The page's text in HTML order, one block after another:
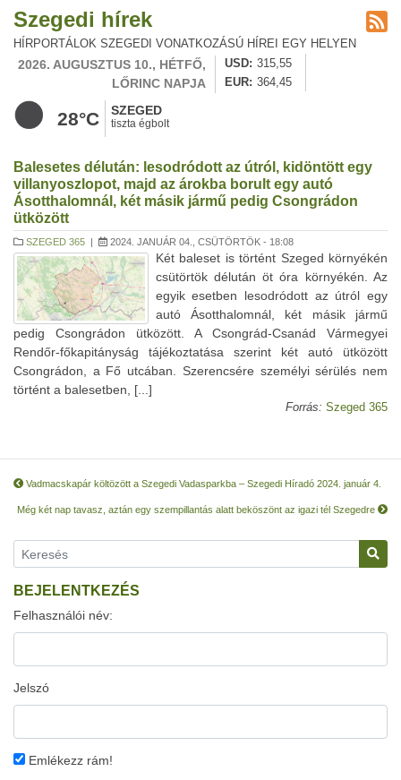
Szegedi hírek
HÍRPORTÁLOK SZEGEDI VONATKOZÁSÚ HÍREI EGY HELYEN
2026. AUGUSZTUS 10., HÉTFŐ,
LŐRINC NAPJA
USD
315,55
EUR
364,45
28°C SZEGED
tiszta égbolt
Balesetes délután: lesodródott az útról, kidöntött egy
villanyoszlopot, majd az árokba borult egy autó
Ásotthalomnál, két másik jármű pedig Csongrádon
ütközött
SZEGED 365 | 2024. JANUÁR 04., CSÜTÖRTÖK - 18:08
Két baleset is történt Szeged környékén
csütörtök délután öt óra környékén. Az
egyik esetben lesodródott az útról egy
autó Ásotthalomnál, két másik jármű
pedig Csongrádon ütközött. A Csongrád-Csanád Vármegyei
Rendőr-főkapitányság tájékoztatása szerint két autó ütközött
Csongrádon, a Fő utcában. Szerencsére személyi sérülés nem
történt a balesetben, [...]
Forrás: Szeged 365
Vadmacskapár költözött a Szegedi Vadasparkba – Szegedi Híradó 2024. január 4.
Még két nap tavasz, aztán egy szempillantás alatt beköszönt az igazi tél Szegedre
BEJELENTKEZÉS
Felhasználói név:
Jelszó
Emlékezz rám!